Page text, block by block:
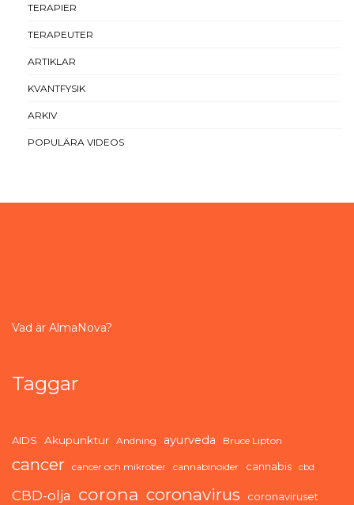
TERAPIER
TERAPEUTER
ARTIKLAR
KVANTFYSIK
ARKIV
POPULÄRA VIDEOS
Vad är AlmaNova?
Taggar
AIDS Akupunktur Andning ayurveda Bruce Lipton
cancer cancer och mikrober cannabinoider cannabis cbd
CBD-olja corona coronavirus coronaviruset